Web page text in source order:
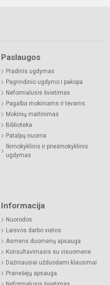
Paslaugos
Pradinis ugdymas
Pagrindinio ugdymo I pakopa
Neformalusis švietimas
Pagalba mokiniams ir tėvams
Mokinių maitinimas
Biblioteka
Patalpų nuoma
Ikimokyklinis ir priešmokyklinis
ugdymas
Informacija
Nuorodos
Laisvos darbo vietos
Asmens duomenų apsauga
Konsultavimasis su visuomene
Dažniausiai užduodami klausimai
Pranešėjų apsauga